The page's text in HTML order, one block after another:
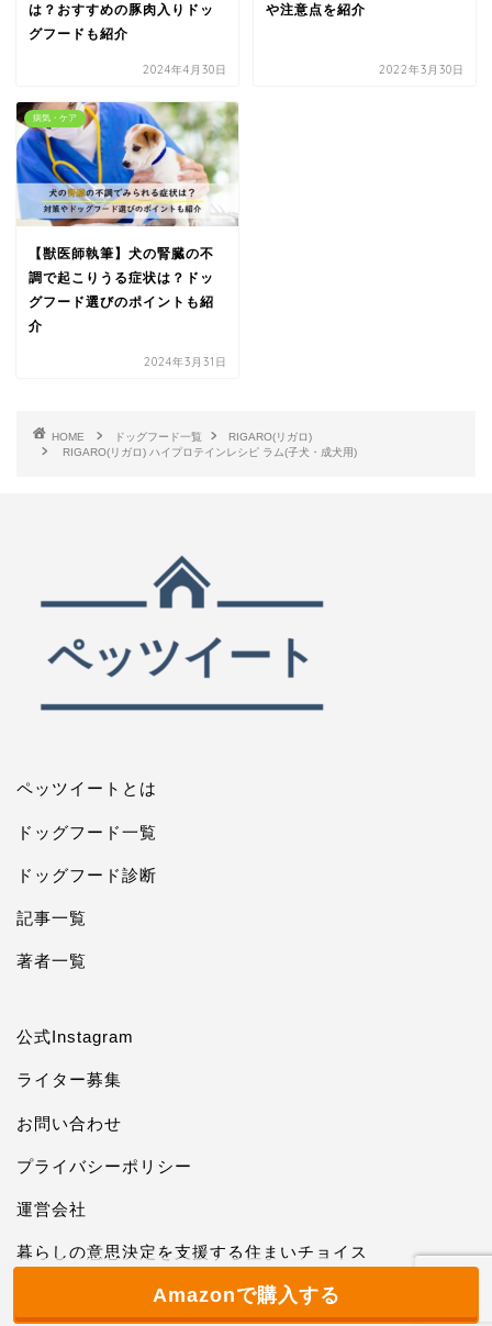
は？おすすめの豚肉入りドッ
グフードも紹介
2024年4月30日
や注意点を紹介
2022年3月30日
病気・ケア
【獣医師執筆】犬の腎臓の不
調で起こりうる症状は？ドッ
グフード選びのポイントも紹
介
2024年3月31日
HOME ドッグフード一覧
RIGARO(リガロ)
RIGARO(リガロ) ハイプロテインレシピ ラム(子犬・成犬用)
ペッツイートとは
ドッグフード一覧
ドッグフード診断
記事一覧
著者一覧
公式Instagram
ライター募集
お問い合わせ
プライバシーポリシー
運営会社
暮らしの意思決定を支援する住まいチョイス
Amazonで購入する